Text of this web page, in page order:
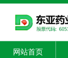
网站首页